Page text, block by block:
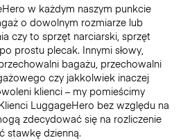
w każdym naszym punkcie
o dowolnym rozmiarze lub
czy to sprzęt narciarski, sprzęt
prostu plecak. Innymi słowy,
bagażu, przechowalni
czy jakkolwiek inaczej
klienci – my pomieścimy
LuggageHero bez względu na
zdecydować się na rozliczenie
stawkę dzienną.